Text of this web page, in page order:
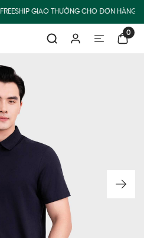
FREESHIP GIAO THƯỜNG CHO ĐƠN HÀNG
0